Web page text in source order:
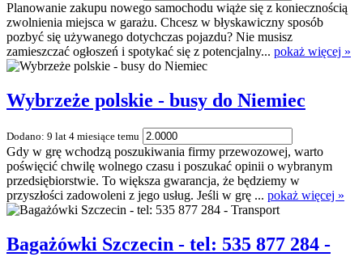
Planowanie zakupu nowego samochodu wiąże się z koniecznością
zwolnienia miejsca w garażu. Chcesz w błyskawiczny sposób
pozbyć się używanego dotychczas pojazdu? Nie musisz
zamieszczać ogłoszeń i spotykać się z potencjalny... pokaż więcej »
Wybrzeże polskie - busy do Niemiec
Dodano: 9 lat 4 miesiące temu
Gdy w grę wchodzą poszukiwania firmy przewozowej, warto
poświęcić chwilę wolnego czasu i poszukać opinii o wybranym
przedsiębiorstwie. To większa gwarancja, że będziemy w
przyszłości zadowoleni z jego usług. Jeśli w grę ... pokaż więcej »
Bagażówki Szczecin - tel: 535 877 284 -